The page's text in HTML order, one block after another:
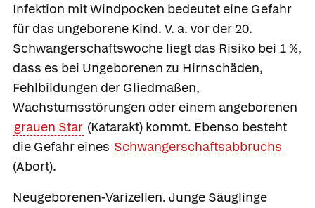
Infektion mit Windpocken bedeutet eine Gefahr
für das ungeborene Kind. V. a. vor der 20.
Schwangerschaftswoche liegt das Risiko bei 1 %,
dass es bei Ungeborenen zu Hirnschäden,
Fehlbildungen der Gliedmaßen,
Wachstumsstörungen oder einem angeborenen
grauen Star (Katarakt) kommt. Ebenso besteht
die Gefahr eines Schwangerschaftsabbruchs
(Abort).
Neugeborenen-Varizellen. Junge Säuglinge